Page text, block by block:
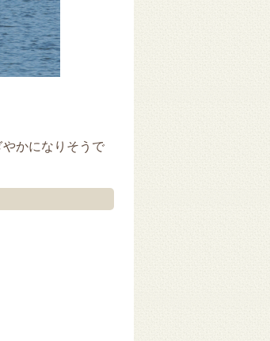
かになりそうで